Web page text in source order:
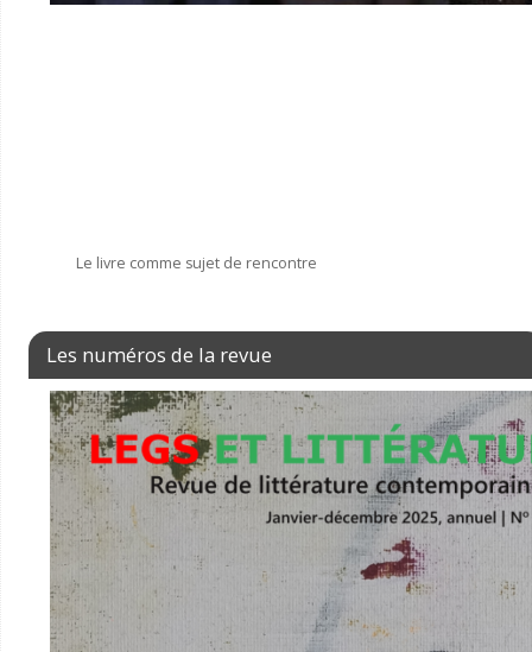
Le livre comme sujet de rencontre
Les numéros de la revue